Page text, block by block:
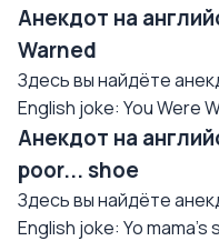
Анекдот на
Warned
Здесь вы найдёте
English joke: You Were
Анекдот на
poor... shoe
Здесь вы найдёте
English joke: Yo mama's